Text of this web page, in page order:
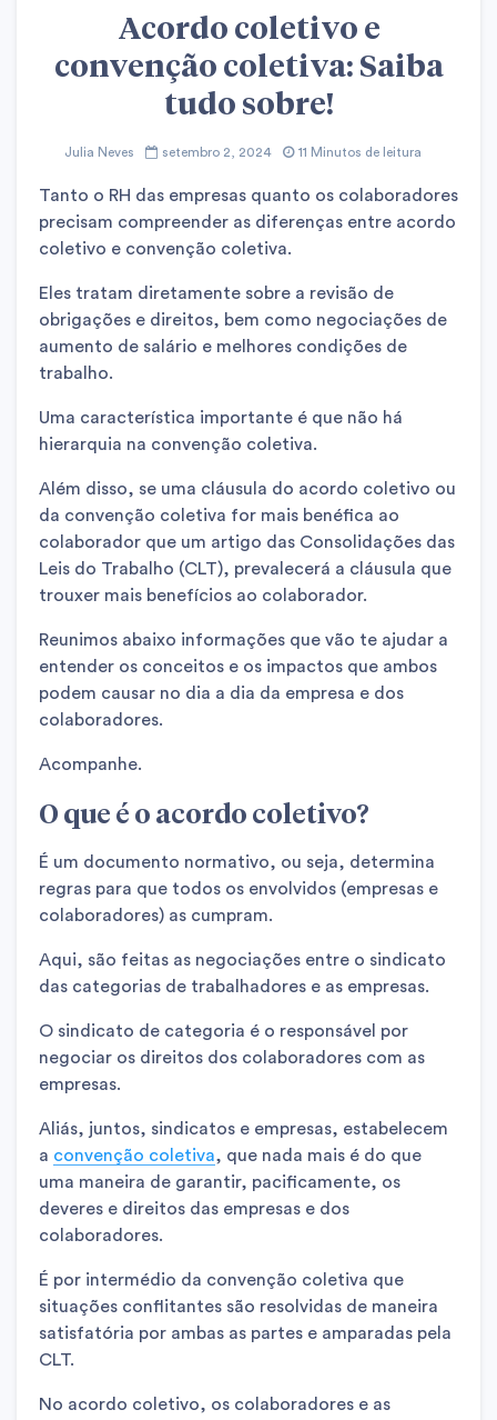
Acordo coletivo e
convenção coletiva: Saiba
tudo sobre!
Julia Neves setembro 2, 2024 11 Minutos de leitura
Tanto o RH das empresas quanto os colaboradores
precisam compreender as diferenças entre acordo
coletivo e convenção coletiva.
Eles tratam diretamente sobre a revisão de
obrigações e direitos, bem como negociações de
aumento de salário e melhores condições de
trabalho.
Uma característica importante é que não há
hierarquia na convenção coletiva.
Além disso, se uma cláusula do acordo coletivo ou
da convenção coletiva for mais benéfica ao
colaborador que um artigo das Consolidações das
Leis do Trabalho (CLT), prevalecerá a cláusula que
trouxer mais benefícios ao colaborador.
Reunimos abaixo informações que vão te ajudar a
entender os conceitos e os impactos que ambos
podem causar no dia a dia da empresa e dos
colaboradores.
Acompanhe.
O que é o acordo coletivo?
É um documento normativo, ou seja, determina
regras para que todos os envolvidos (empresas e
colaboradores) as cumpram.
Aqui, são feitas as negociações entre o sindicato
das categorias de trabalhadores e as empresas.
O sindicato de categoria é o responsável por
negociar os direitos dos colaboradores com as
empresas.
Aliás, juntos, sindicatos e empresas, estabelecem
a convenção coletiva, que nada mais é do que
uma maneira de garantir, pacificamente, os
deveres e direitos das empresas e dos
colaboradores.
É por intermédio da convenção coletiva que
situações conflitantes são resolvidas de maneira
satisfatória por ambas as partes e amparadas pela
CLT.
No acordo coletivo, os colaboradores e as